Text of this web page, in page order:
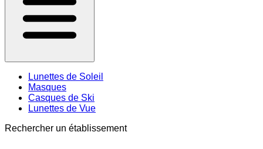
Lunettes de Soleil
Masques
Casques de Ski
Lunettes de Vue
Rechercher un établissement